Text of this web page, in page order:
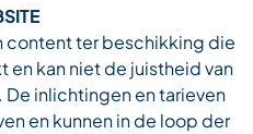
content ter beschikking die
kan niet de juistheid van
inlichtingen en tarieven
en kunnen in de loop der